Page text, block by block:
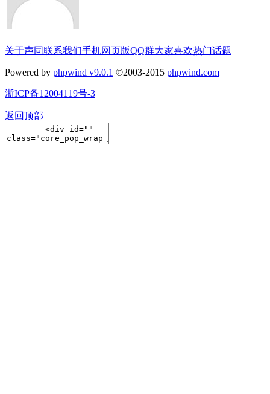
关于声同联系我们手机网页版QQ群大家喜欢热门话题
Powered by phpwind v9.0.1 ©2003-2015 phpwind.com
浙ICP备12004119号-3
返回顶部